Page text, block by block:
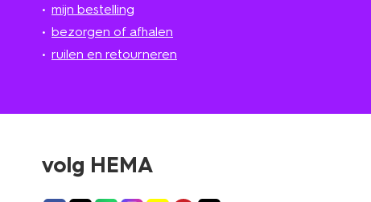
mijn bestelling
bezorgen of afhalen
ruilen en retourneren
volg HEMA